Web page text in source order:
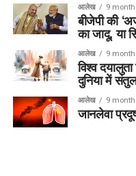
आलेख 9
बीजेपी की
का जादू, या
आलेख 9
विश्व
दुनिया में
आलेख 9
जानलेवा